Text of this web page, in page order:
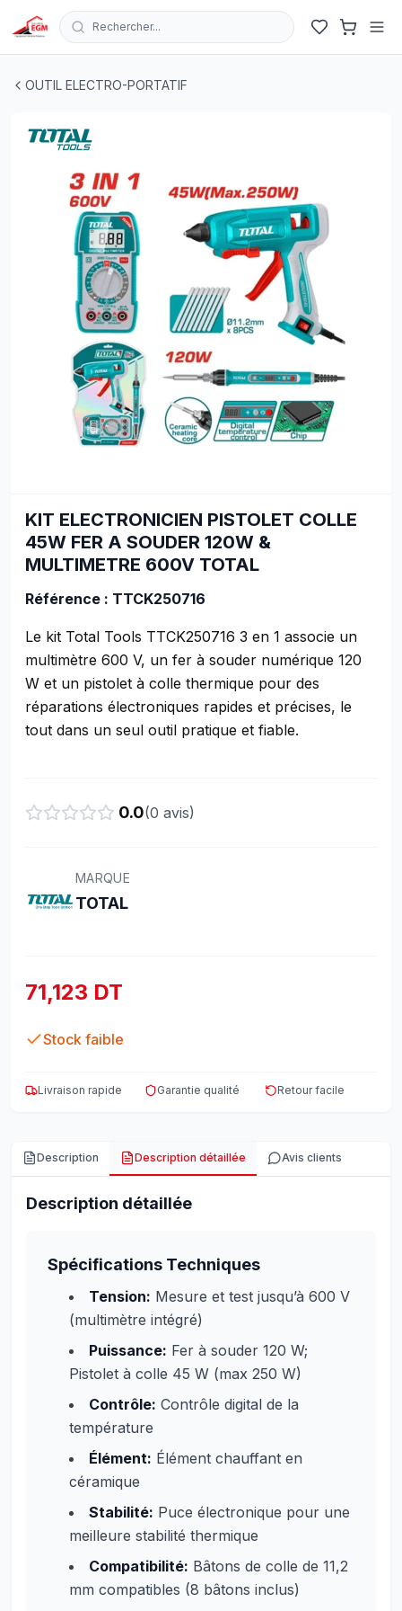
Rechercher...
OUTIL ELECTRO-PORTATIF
KIT ELECTRONICIEN PISTOLET COLLE
45W FER A SOUDER 120W &
MULTIMETRE 600V TOTAL
Référence : TTCK250716
Le kit Total Tools TTCK250716 3 en 1 associe un
multimètre 600 V, un fer à souder numérique 120
W et un pistolet à colle thermique pour des
réparations électroniques rapides et précises, le
tout dans un seul outil pratique et fiable.
0.0(0 avis)
MARQUE
TOTAL
71,123 DT
Stock faible
Livraison rapide Garantie qualité Retour facile
Description Description détaillée Avis clients
Description détaillée
Spécifications Techniques
Tension: Mesure et test jusqu’à 600 V
(multimètre intégré)
Puissance: Fer à souder 120 W;
Pistolet à colle 45 W (max 250 W)
Contrôle: Contrôle digital de la
température
Élément: Élément chauffant en
céramique
Stabilité: Puce électronique pour une
meilleure stabilité thermique
Compatibilité: Bâtons de colle de 11,2
mm compatibles (8 bâtons inclus)